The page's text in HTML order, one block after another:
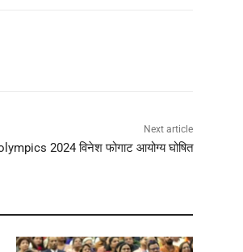
Next article
2024 विनेश फोगाट आयोग्य घोषित